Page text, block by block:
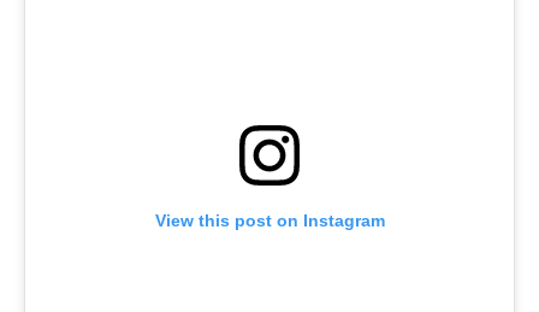
View this post on Instagram